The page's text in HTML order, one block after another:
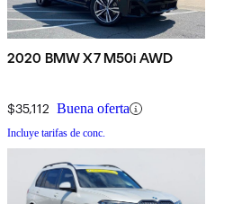
2020 BMW X7 M50i AWD
$35,112 Buena oferta
Incluye tarifas de conc.